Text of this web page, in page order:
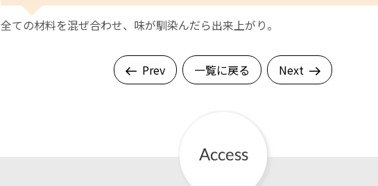
全ての材料を混ぜ合わせ、味が馴染んだら出来上がり。
Prev 一覧に戻る Next